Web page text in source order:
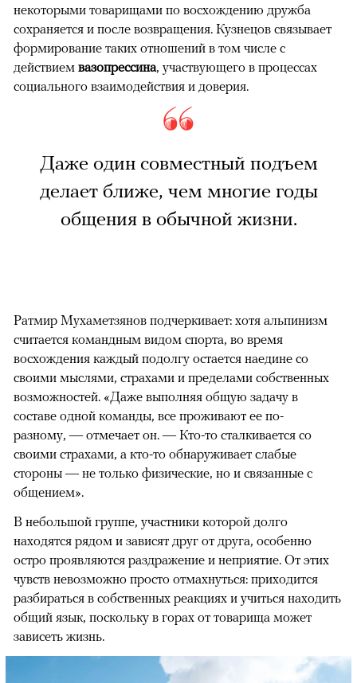
некоторыми товарищами по восхождению дружба
сохраняется и после возвращения. Кузнецов связывает
формирование таких отношений в том числе с
действием вазопрессина, участвующего в процессах
социального взаимодействия и доверия.
Даже один совместный подъем
делает ближе, чем многие годы
общения в обычной жизни.
Ратмир Мухаметзянов подчеркивает: хотя альпинизм
считается командным видом спорта, во время
восхождения каждый подолгу остается наедине со
своими мыслями, страхами и пределами собственных
возможностей. «Даже выполняя общую задачу в
составе одной команды, все проживают ее по-
разному, — отмечает он. — Кто-то сталкивается со
своими страхами, а кто-то обнаруживает слабые
стороны — не только физические, но и связанные с
общением».
В небольшой группе, участники которой долго
находятся рядом и зависят друг от друга, особенно
остро проявляются раздражение и неприятие. От этих
чувств невозможно просто отмахнуться: приходится
разбираться в собственных реакциях и учиться находить
общий язык, поскольку в горах от товарища может
зависеть жизнь.